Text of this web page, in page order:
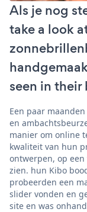
Als je nog
take a look
seen in their
Een paar
en
manier om online
kwaliteit van hun
ontwerpen, op
zien. hun Kibo
probeerden een
slider vonden en
site en was